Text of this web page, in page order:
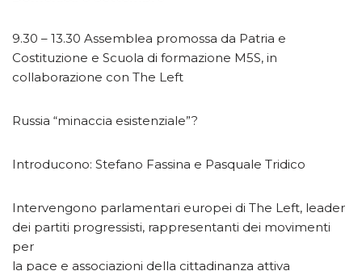
9.30 – 13.30 Assemblea promossa da Patria e
Costituzione e Scuola di formazione M5S, in
collaborazione con The Left
Russia “minaccia esistenziale”?
Introducono: Stefano Fassina e Pasquale Tridico
Intervengono parlamentari europei di The Left, leader
dei partiti progressisti, rappresentanti dei movimenti
per
la pace e associazioni della cittadinanza attiva